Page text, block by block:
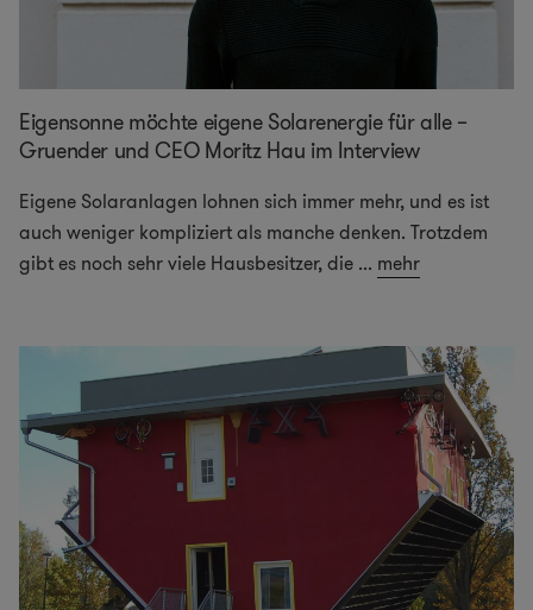
Eigensonne möchte eigene Solarenergie für alle –
Gruender und CEO Moritz Hau im Interview
Eigene Solaranlagen lohnen sich immer mehr, und es ist
auch weniger kompliziert als manche denken. Trotzdem
gibt es noch sehr viele Hausbesitzer, die ... mehr